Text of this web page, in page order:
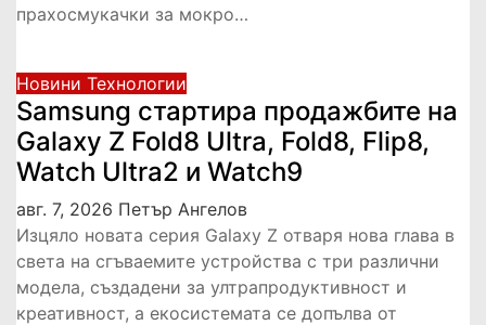
прахосмукачки за мокро…
Новини Технологии
Samsung стартира продажбите на
Galaxy Z Fold8 Ultra, Fold8, Flip8,
Watch Ultra2 и Watch9
авг. 7, 2026 Петър Ангелов
Изцяло новата серия Galaxy Z отваря нова глава в
света на сгъваемите устройства с три различни
модела, създадени за ултрапродуктивност и
креативност, а екосистемата се допълва от